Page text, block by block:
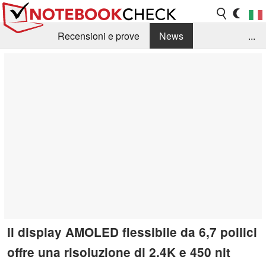
Recensioni e prove
News
...
Il display AMOLED flessibile da 6,7 pollici
offre una risoluzione di 2.4K e 450 nit